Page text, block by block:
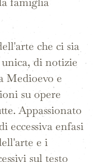
che ci sia
di notizie
Medioevo e
su opere
Appassionato
eccessiva enfasi
e i
sul testo